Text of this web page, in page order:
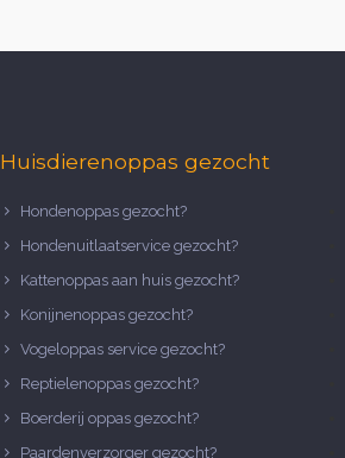
Huisdierenoppas gezocht
Hondenoppas gezocht?
Hondenuitlaatservice gezocht?
Kattenoppas aan huis gezocht?
Konijnenoppas gezocht?
Vogeloppas service gezocht?
Reptielenoppas gezocht?
Boerderij oppas gezocht?
Paardenverzorger gezocht?